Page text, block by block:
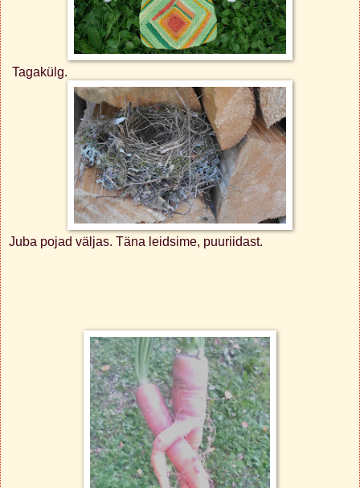
Tagakülg.
Juba pojad väljas. Täna leidsime, puuriidast.